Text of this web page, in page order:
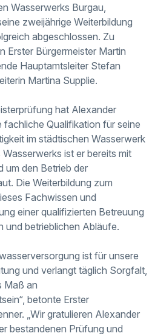
Wasserwerks Burgau,
zweijährige Weiterbildung
abgeschlossen. Zu
Erster Bürgermeister Martin
Hauptamtsleiter Stefan
Martina Supplie.
hat Alexander
Qualifikation für seine
im städtischen Wasserwerk
ist er bereits mit
um den Betrieb der
Die Weiterbildung zum
Fachwissen und
einer qualifizierten Betreuung
und betrieblichen Abläufe.
ist für unsere
und verlangt täglich Sorgfalt,
Maß an
betonte Erster
„Wir gratulieren Alexander
bestandenen Prüfung und